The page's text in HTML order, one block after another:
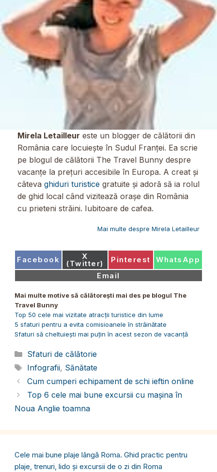
Mirela Letailleur este un blogger de călătorii din
România care locuiește în Sudul Franței. Ea scrie
pe blogul de călătorii The Travel Bunny despre
vacanțe la prețuri accesibile în Europa. A creat și
câteva ghiduri turisticegratuite și adoră să ia rolul
de ghid local când vizitează orașe din România
cu prieteni străini. Iubitoare de cafea.
Mai multe despre Mirela Letailleur
Share
Facebook Share
on
X
(Twitter) Share
Pinterest Share
WhatsApp
Share
on
Email
Mai multe motive să călătorești mai des pe blogul The
Travel Bunny
Top 50 cele mai vizitate atracții turistice din lume
5 sfaturi pentru a evita comisioanele în străinătate
Sfaturi să cheltuiești mai puțin în acest sezon de vacanță
Categorii
Sfaturi de călătorie
Etichete
Infografii, Sănătate
Cum cumperi echipament de schi ieftin online
Top 6 cele mai bune excursii cu mașina în
Noua Anglie toamna
Cele mai bune plaje lângă Roma. Ghid practic pentru
plaje, trenuri, lido și excursii de o zi din Roma